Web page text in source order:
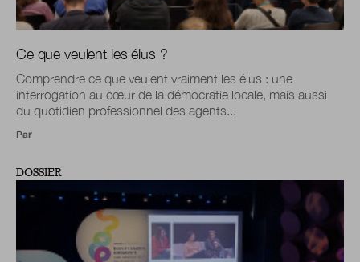
Ce que veulent les élus ?
Comprendre ce que veulent vraiment les élus : une
interrogation au cœur de la démocratie locale, mais aussi
du quotidien professionnel des agents...
Par
DOSSIER